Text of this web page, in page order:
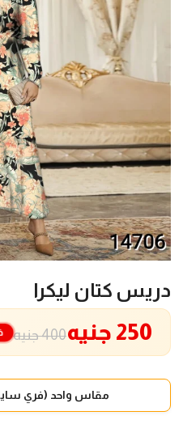
دريس كتان ليكرا
400 جنيه 250 جنيه
مقاس واحد (فري